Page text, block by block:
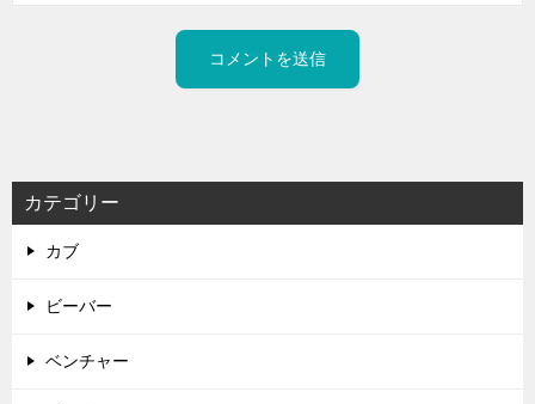
カテゴリー
カブ
ビーバー
ベンチャー